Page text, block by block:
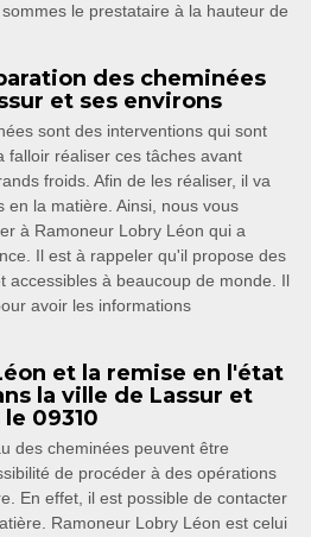
le prestataire à la hauteur de
des cheminées
et ses environs
sont des interventions qui sont
falloir réaliser ces tâches avant
froids. Afin de les réaliser, il va
en la matière. Ainsi, nous vous
à Ramoneur Lobry Léon qui a
Il est à rappeler qu'il propose des
accessibles à beaucoup de monde. Il
avoir les informations
et la remise en l'état
la ville de Lassur et
09310
des cheminées peuvent être
de procéder à des opérations
En effet, il est possible de contacter
Ramoneur Lobry Léon est celui